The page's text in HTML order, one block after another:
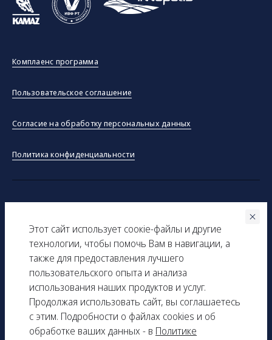
Этот сайт использует соокіe-файлы и другие
технологии, чтобы помочь Вам в навигации, а
также для предоставления лучшего
пользовательского опыта и анализа
использования наших продуктов и услуг.
Продолжая использовать сайт, вы соглашаетесь
с этим. Подробности о файлах cookies и об
обработке ваших данных - в Политике
Комплаенс программа
Пользовательское соглашение
Согласие на обработку персональных данных
Политика конфиденциальности
Вся представленная на сайте информация, касающаяся
технических характеристик, наличия на складе, стоимости
товаров, носит информационный характер и ни при каких
условиях не является публичной офертой, определяемой
положениями Статьи 437(2) Гражданского кодекса РФ.
ИНН: 9729277261
КПП: 161501001